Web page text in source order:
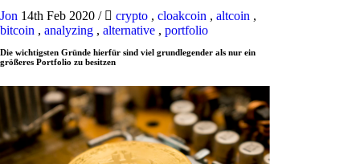
Jon 14th Feb 2020 / crypto , cloakcoin , altcoin ,
bitcoin , analyzing , alternative , portfolio
Die wichtigsten Gründe hierfür sind viel grundlegender als nur ein
größeres Portfolio zu besitzen